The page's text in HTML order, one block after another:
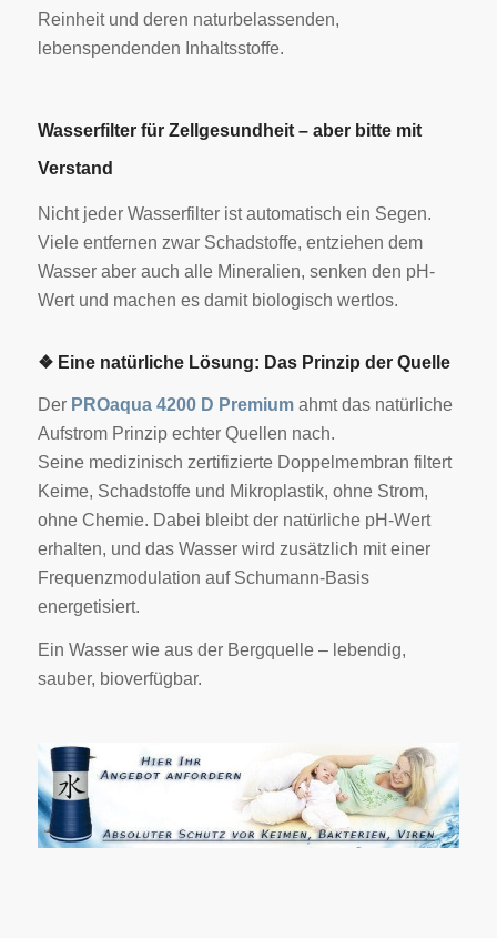
Reinheit und deren naturbelassenden,
lebenspendenden Inhaltsstoffe.
Wasserfilter für Zellgesundheit – aber bitte mit
Verstand
Nicht jeder Wasserfilter ist automatisch ein Segen.
Viele entfernen zwar Schadstoffe, entziehen dem
Wasser aber auch alle Mineralien, senken den pH-
Wert und machen es damit biologisch wertlos.
❖ Eine natürliche Lösung: Das Prinzip der Quelle
Der PROaqua 4200 D Premiumahmt das natürliche
Aufstrom Prinzip echter Quellen nach.
Seine medizinisch zertifizierte Doppelmembran filtert
Keime, Schadstoffe und Mikroplastik, ohne Strom,
ohne Chemie. Dabei bleibt der natürliche pH-Wert
erhalten, und das Wasser wird zusätzlich mit einer
Frequenzmodulation auf Schumann-Basis
energetisiert.
Ein Wasser wie aus der Bergquelle – lebendig,
sauber, bioverfügbar.